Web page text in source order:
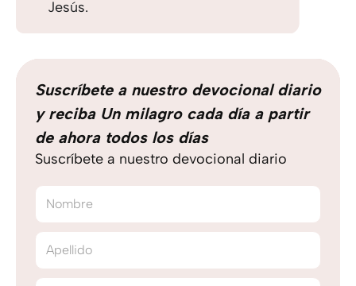
Jesús.
Suscríbete a nuestro devocional diario
y reciba Un milagro cada día a partir
de ahora todos los días
Suscríbete a nuestro devocional diario
Nombre
Apellido